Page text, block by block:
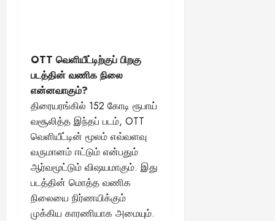
OTT வெளியீட்டிற்குப் பிறகு
படத்தின் வணிக நிலை
என்னவாகும்?
திரையரங்கில் 152 கோடி ரூபாய்
வசூலித்த இந்தப் படம், OTT
வெளியீட்டின் மூலம் எவ்வளவு
வருமானம் ஈட்டும் என்பதும்
ஆர்வமூட்டும் விஷயமாகும். இது
படத்தின் மொத்த வணிக
நிலையை நிர்ணயிக்கும்
முக்கிய காரணியாக அமையும்.